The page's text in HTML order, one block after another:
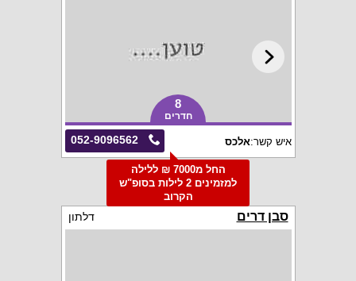
8
חדרים
052-9096562 איש קשר:אלכס
החל מ7000 ₪ ללילה
למזמינים 2 לילות בסופ"ש
הקרוב
סבן דרים דלתון